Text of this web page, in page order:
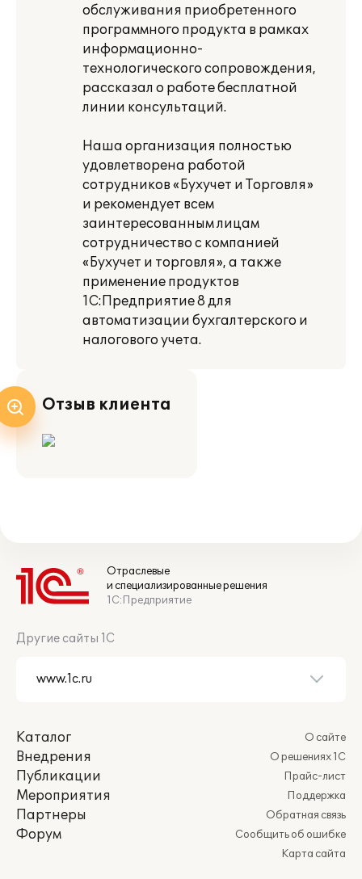
обслуживания приобретенного
программного продукта в рамках
информационно-
технологического сопровождения,
рассказал о работе бесплатной
линии консультаций.
Наша организация полностью
удовлетворена работой
сотрудников «Бухучет и Торговля»
и рекомендует всем
заинтересованным лицам
сотрудничество с компанией
«Бухучет и торговля», а также
применение продуктов
1С:Предприятие 8 для
автоматизации бухгалтерского и
налогового учета.
Отзыв клиента
Отраслевые
и специализированные решения
1С:Предприятие
Другие сайты 1С
Каталог
Внедрения
Публикации
Мероприятия
Партнеры
Форум
О сайте
О решениях 1С
Прайс-лист
Поддержка
Обратная связь
Сообщить об ошибке
Карта сайта